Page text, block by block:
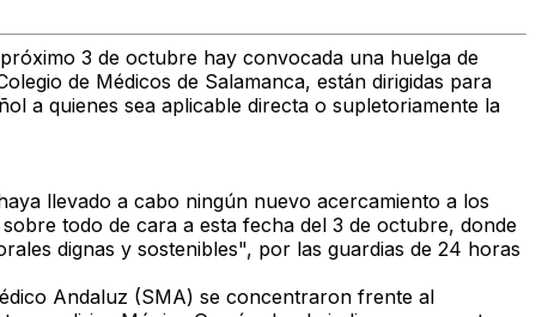
3 de octubre hay convocada una huelga de
de Médicos de Salamanca, están dirigidas para
a quienes sea aplicable directa o supletoriamente la
llevado a cabo ningún nuevo acercamiento a los
todo de cara a esta fecha del 3 de octubre, donde
dignas y sostenibles", por las guardias de 24 horas
Andaluz (SMA) se concentraron frente al